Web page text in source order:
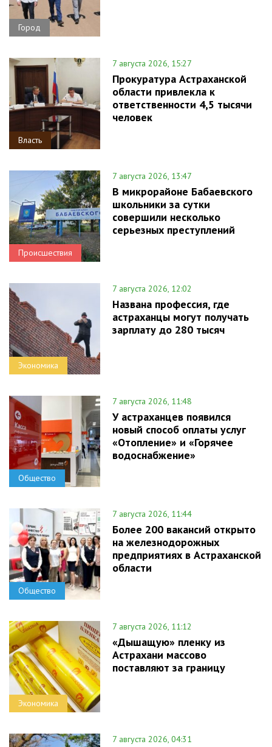
Город
Власть
7 августа 2026, 15:27
Прокуратура Астраханской
области привлекла к
ответственности 4,5 тысячи
человек
Происшествия
7 августа 2026, 13:47
В микрорайоне Бабаевского
школьники за сутки
совершили несколько
серьезных преступлений
Экономика
7 августа 2026, 12:02
Названа профессия, где
астраханцы могут получать
зарплату до 280 тысяч
Общество
7 августа 2026, 11:48
У астраханцев появился
новый способ оплаты услуг
«Отопление» и «Горячее
водоснабжение»
Общество
7 августа 2026, 11:44
Более 200 вакансий открыто
на железнодорожных
предприятиях в Астраханской
области
Экономика
7 августа 2026, 11:12
«Дышащую» пленку из
Астрахани массово
поставляют за границу
7 августа 2026, 04:31